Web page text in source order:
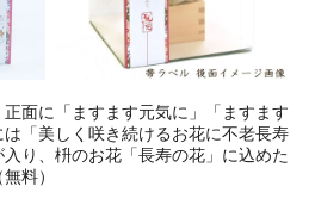
正面に「ますます元気に」「ますます
「美しく咲き続けるお花に不老長寿
り、枡のお花「長寿の花」に込めた
料）